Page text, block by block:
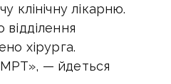
клінічну лікарню.
хірурга.
— йдеться